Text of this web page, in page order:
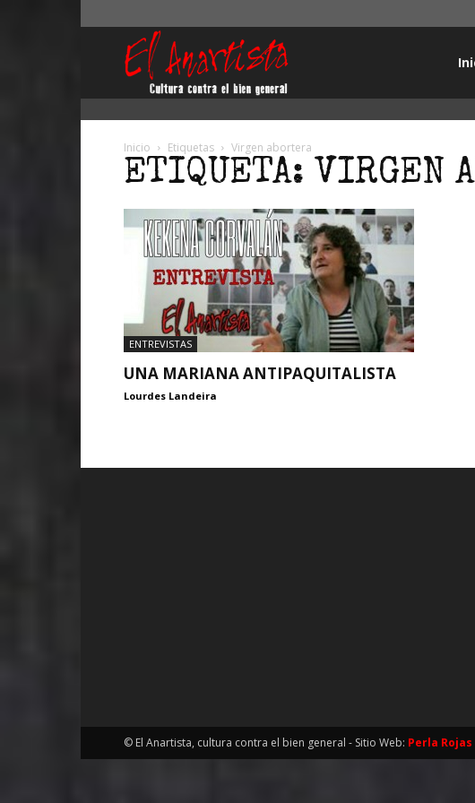
Inicio Etiquetas Virgen abortera
ETIQUETA: VIRGEN
ENTREVISTAS
UNA MARIANA ANTIPAQUITALISTA
Lourdes Landeira
© El Anartista, cultura contra el bien general - Sitio Web: Perla Rojas